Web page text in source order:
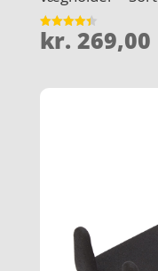
Vurderet
4.4
kr. 269,00